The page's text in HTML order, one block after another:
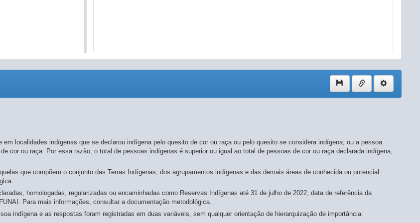
localidades indígenas que se declarou indígena pelo quesito de cor ou raça ou pelo quesito se considera indígena; ou a pessoa
cor ou raça. Por essa razão, o total de pessoas indígenas é superior ou igual ao total de pessoas de cor ou raça declarada indígena,
que compõem o conjunto das Terras Indígenas, dos agrupamentos indígenas e das demais áreas de conhecida ou potencial
homologadas, regularizadas ou encaminhadas como Reservas Indígenas até 31 de julho de 2022, data de referência da
Para mais informações, consultar a documentação metodológica.
indígena e as respostas foram registradas em duas variáveis, sem qualquer orientação de hierarquização de importância.